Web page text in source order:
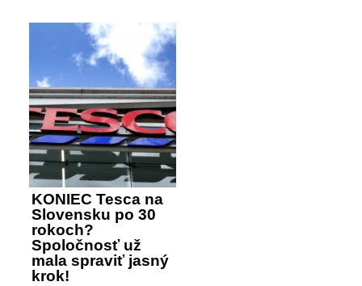
KONIEC Tesca na
Slovensku po 30
rokoch?
Spoločnosť už
mala spraviť jasný
krok!